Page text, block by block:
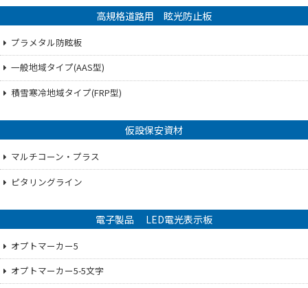
高規格道路用 眩光防止板
プラメタル防眩板
一般地域タイプ(AAS型)
積雪寒冷地域タイプ(FRP型)
仮設保安資材
マルチコーン・プラス
ピタリングライン
電子製品 LED電光表示板
オプトマーカー5
オプトマーカー5-5文字